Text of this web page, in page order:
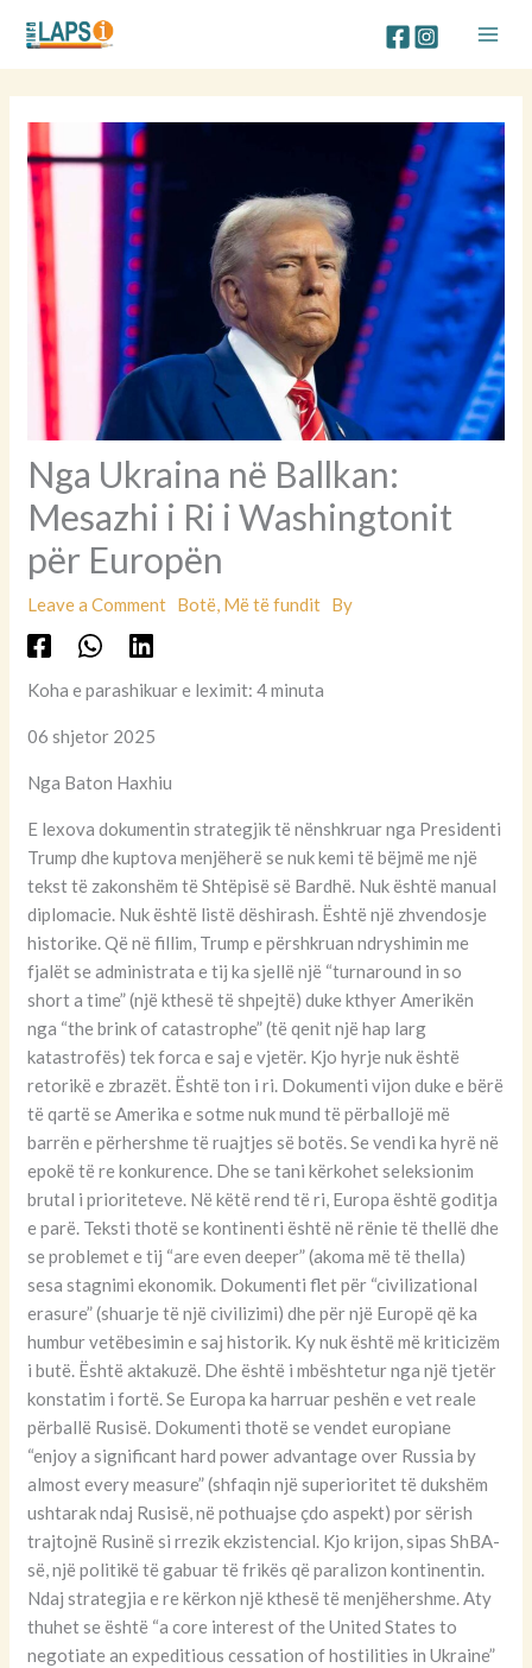
content
Nga Ukraina në Ballkan:
Mesazhi i Ri i Washingtonit
për Europën
Leave a Comment Botë, Më të fundit By
Koha e parashikuar e leximit: 4 minuta
06 shjetor 2025
Nga Baton Haxhiu
E lexova dokumentin strategjik të nënshkruar nga Presidenti
Trump dhe kuptova menjëherë se nuk kemi të bëjmë me një
tekst të zakonshëm të Shtëpisë së Bardhë. Nuk është manual
diplomacie. Nuk është listë dëshirash. Është një zhvendosje
historike. Që në fillim, Trump e përshkruan ndryshimin me
fjalët se administrata e tij ka sjellë një “turnaround in so
short a time” (një kthesë të shpejtë) duke kthyer Amerikën
nga “the brink of catastrophe” (të qenit një hap larg
katastrofës) tek forca e saj e vjetër. Kjo hyrje nuk është
retorikë e zbrazët. Është ton i ri. Dokumenti vijon duke e bërë
të qartë se Amerika e sotme nuk mund të përballojë më
barrën e përhershme të ruajtjes së botës. Se vendi ka hyrë në
epokë të re konkurence. Dhe se tani kërkohet seleksionim
brutal i prioriteteve. Në këtë rend të ri, Europa është goditja
e parë. Teksti thotë se kontinenti është në rënie të thellë dhe
se problemet e tij “are even deeper” (akoma më të thella)
sesa stagnimi ekonomik. Dokumenti flet për “civilizational
erasure” (shuarje të një civilizimi) dhe për një Europë që ka
humbur vetëbesimin e saj historik. Ky nuk është më kriticizëm
i butë. Është aktakuzë. Dhe është i mbështetur nga një tjetër
konstatim i fortë. Se Europa ka harruar peshën e vet reale
përballë Rusisë. Dokumenti thotë se vendet europiane
“enjoy a significant hard power advantage over Russia by
almost every measure” (shfaqin një superioritet të dukshëm
ushtarak ndaj Rusisë, në pothuajse çdo aspekt) por sërish
trajtojnë Rusinë si rrezik ekzistencial. Kjo krijon, sipas ShBA-
së, një politikë të gabuar të frikës që paralizon kontinentin.
Ndaj strategjia e re kërkon një kthesë të menjëhershme. Aty
thuhet se është “a core interest of the United States to
negotiate an expeditious cessation of hostilities in Ukraine”